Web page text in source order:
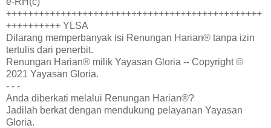
+++++++++++++++++++++++++++++++++++++++++++++++
++++++++++ YLSA
Dilarang memperbanyak isi Renungan Harian® tanpa izin
tertulis dari penerbit.
Renungan Harian® milik Yayasan Gloria -- Copyright ©
2021 Yayasan Gloria.
- - -
Anda diberkati melalui Renungan Harian®?
Jadilah berkat dengan mendukung pelayanan Yayasan
Gloria.